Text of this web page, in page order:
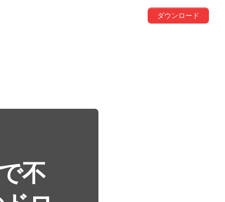
ダウンロード
不